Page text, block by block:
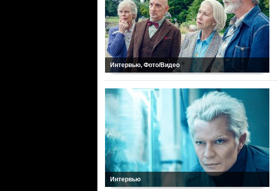
Интервью, Фото/Видео
Интервью